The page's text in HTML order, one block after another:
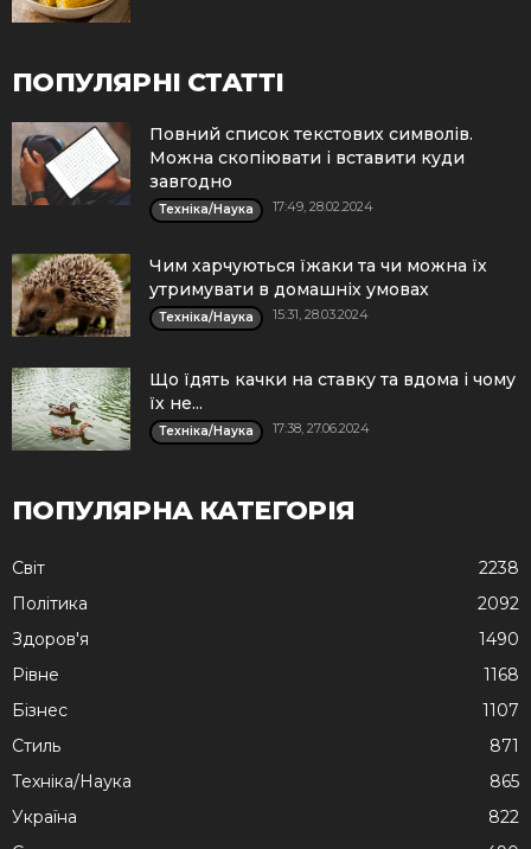
ПОПУЛЯРНІ СТАТТІ
Повний список текстових символів.
Можна скопіювати і вставити куди
завгодно
Техніка/Наука 17:49, 28.02.2024
Чим харчуються їжаки та чи можна їх
утримувати в домашніх умовах
Техніка/Наука 15:31, 28.03.2024
Що їдять качки на ставку та вдома і чому
їх не...
Техніка/Наука 17:38, 27.06.2024
ПОПУЛЯРНА КАТЕГОРІЯ
Cвіт
2238
Політика
2092
Здоров'я
1490
Рівне
1168
Бізнес
1107
Стиль
871
Техніка/Наука
865
Україна
822